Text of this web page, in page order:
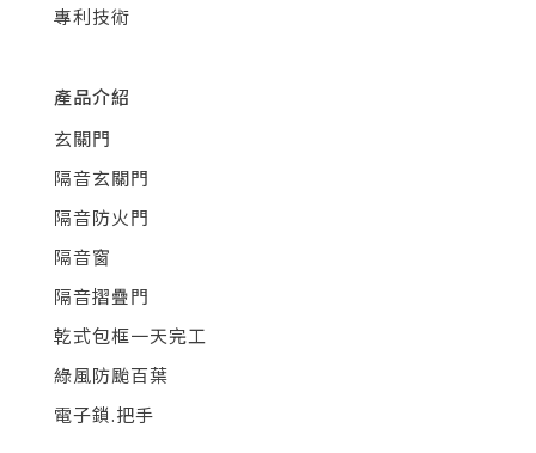
專利技術
產品介紹
玄關門
隔音玄關門
隔音防火門
隔音窗
隔音摺疊門
乾式包框一天完工
綠風防颱百葉
電子鎖.把手